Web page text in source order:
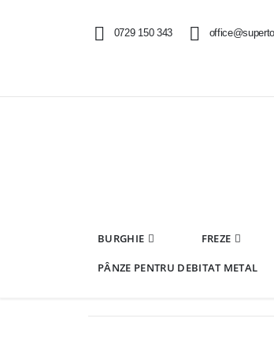
0729 150 343
BURGHIE FREZE
PÂNZE PENTRU DEBITAT METAL